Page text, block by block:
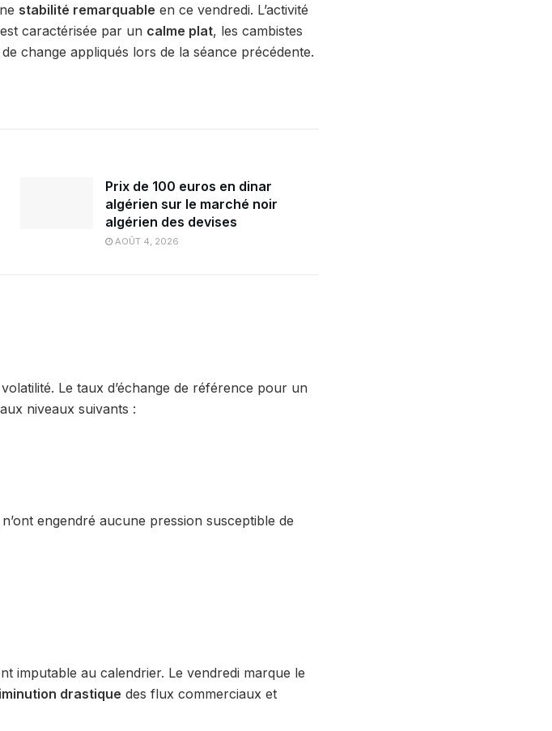
stabilité remarquable en ce vendredi. L’activité
caractérisée par un calme plat, les cambistes
change appliqués lors de la séance précédente.
Prix de 100 euros en dinar
algérien sur le marché noir
algérien des devises
AOÛT 4, 2026
Le taux d’échange de référence pour un
niveaux suivants :
n’ont engendré aucune pression susceptible de
imputable au calendrier. Le vendredi marque le
drastique des flux commerciaux et